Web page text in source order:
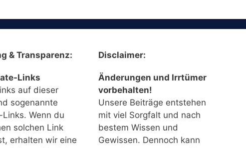
& Transparenz:
Links
auf dieser
sogenannte
Wenn du
solchen Link
erhalten wir eine
Disclaimer:
Änderungen und Irrtümer
vorbehalten!
Unsere Beiträge entstehen
mit viel Sorgfalt und nach
bestem Wissen und
Gewissen. Dennoch kann